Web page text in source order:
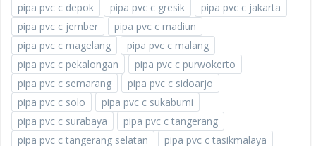
pipa pvc c depok
pipa pvc c gresik
pipa pvc c jakarta
pipa pvc c jember
pipa pvc c madiun
pipa pvc c magelang
pipa pvc c malang
pipa pvc c pekalongan
pipa pvc c purwokerto
pipa pvc c semarang
pipa pvc c sidoarjo
pipa pvc c solo
pipa pvc c sukabumi
pipa pvc c surabaya
pipa pvc c tangerang
pipa pvc c tangerang selatan
pipa pvc c tasikmalaya